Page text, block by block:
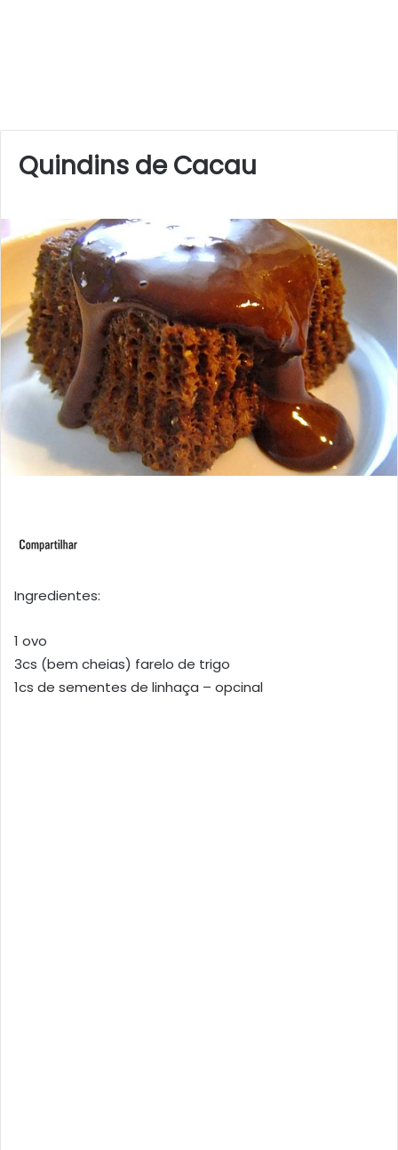
Quindins de Cacau
Ingredientes:
1 ovo
3cs (bem cheias) farelo de trigo
1cs de sementes de linhaça – opcinal